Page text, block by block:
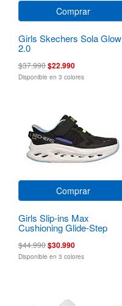
Comprar
Girls Skechers Sola Glow
2.0
$37.990$22.990
Disponible en 3 colores
Comprar
Girls Slip-ins Max
Cushioning Glide-Step
$44.990$30.990
Disponible en 3 colores